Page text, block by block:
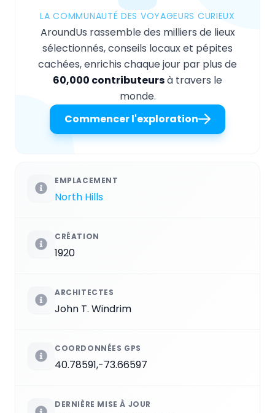
LA COMMUNAUTÉ DES VOYAGEURS CURIEUX
AroundUs rassemble des milliers de lieux
sélectionnés, conseils locaux et pépites
cachées, enrichis chaque jour par plus de
60,000 contributeursà travers le
monde.
Commencer l'exploration
EMPLACEMENT
North Hills
CRÉATION
1920
ARCHITECTES
John T. Windrim
COORDONNÉES GPS
40.78591,-73.66597
DERNIÈRE MISE À JOUR